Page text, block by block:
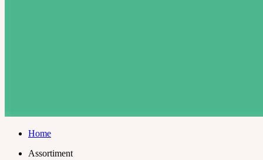
Home
Assortiment